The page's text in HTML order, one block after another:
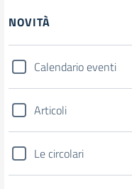
NOVITÀ
Calendario eventi
Articoli
Le circolari